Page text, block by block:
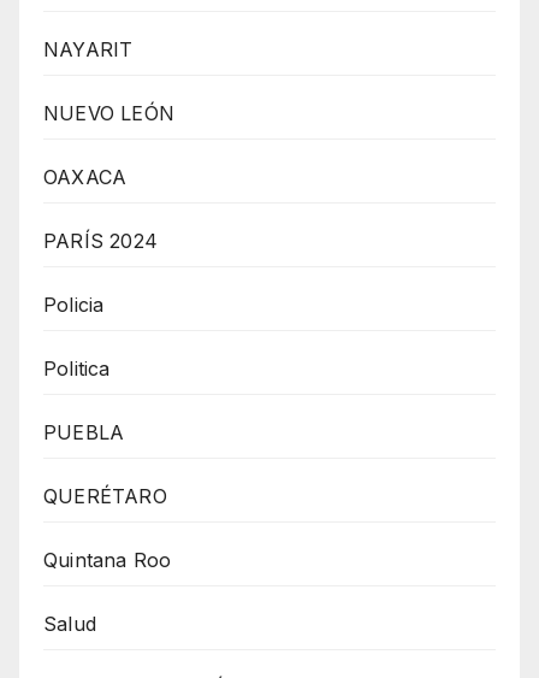
NAYARIT
NUEVO LEÓN
OAXACA
PARÍS 2024
Policia
Politica
PUEBLA
QUERÉTARO
Quintana Roo
Salud